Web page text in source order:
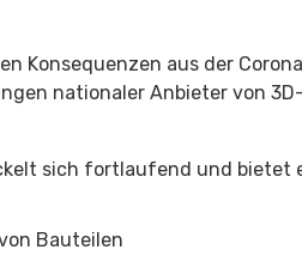
Konsequenzen aus der
nationaler Anbieter von
sich fortlaufend und
Bauteilen